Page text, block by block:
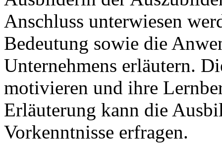
Anschluss unterwiesen
Bedeutung sowie die
Unternehmens erläutern.
motivieren und ihre
Erläuterung kann die
Vorkenntnisse erfragen.